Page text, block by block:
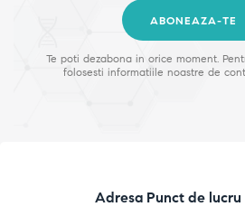
ABONEAZA-TE
Te poti dezabona in orice moment.
folosesti informatiile noastre de
Adresa Punct de lucru